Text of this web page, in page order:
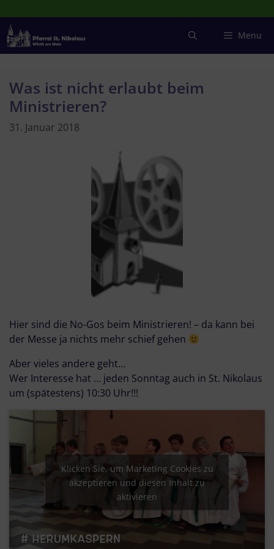
Inhalt
springen
Menu
Was ist nicht erlaubt beim
Ministrieren?
31. Januar 2018
Hier sind die No-Gos beim Ministrieren! – da kann bei
der Messe ja nichts mehr schief gehen
Aber vieles andere geht…
Wer Interesse hat … jeden Sonntag auch in St. Nikolaus
um (spätestens) 10:30 Uhr!!!
Klicken Sie, um Marketing Cookies zu
akzeptieren und diesen Inhalt zu
aktivieren